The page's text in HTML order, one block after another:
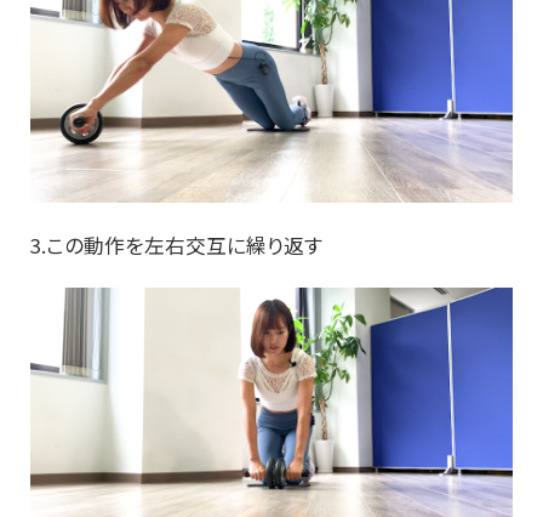
3.この動作を左右交互に繰り返す